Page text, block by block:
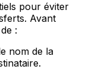
pour éviter
Avant
:
nom de la